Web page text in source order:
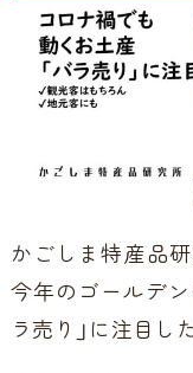
かごしま特産品
今年のゴールデ
ラ売り」に注目し